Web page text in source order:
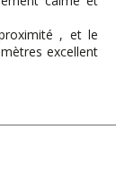
, et le
excellent